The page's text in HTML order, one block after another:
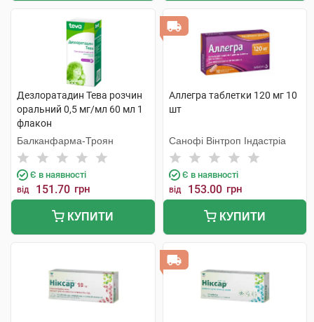
Дезлоратадин Тева розчин
оральний 0,5 мг/мл 60 мл 1
флакон
Балканфарма-Троян
Є в наявності
від 151.70 грн
КУПИТИ
Аллегра таблетки 120 мг 10
шт
Санофі Вінтроп Індастріа
Є в наявності
від 153.00 грн
КУПИТИ